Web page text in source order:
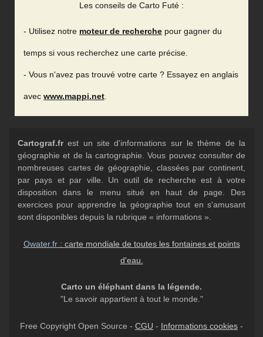
Les conseils de Carto Futé :
- Utilisez notre moteur de recherche pour gagner du
temps si vous recherchez une carte précise.
- Vous n'avez pas trouvé votre carte ? Essayez en anglais
avec www.mappi.net
Cartograf.frest un site d'informations sur le thème de la
géographie et de la cartographie. Vous pouvez consulter de
nombreuses cartes de géographie, classées par continent,
par pays et par ville. Un outil de recherche est à votre
disposition dans le menu situé en haut de page. Des
exercices pour apprendre la géographie tout en s'amusant
sont disponibles depuis la rubrique « informations ».
Owater.fr: carte mondiale de toutes les fontaines et points
d'eau.
Carto un éléphant dans la légende.
"Le savoir appartient à tout le monde."
Free Copyright Open Source - CGU - Informations cookies -